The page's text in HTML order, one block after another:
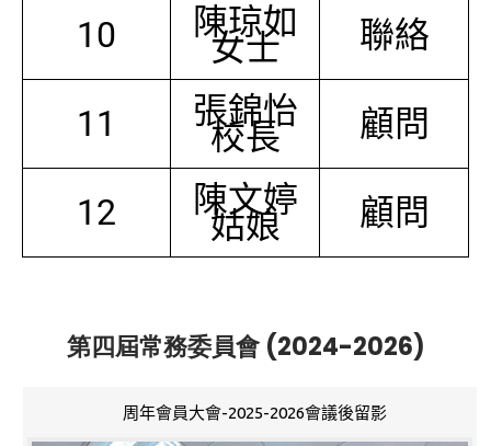
10 陳琼如
女士 聯絡
11 張錦怡
校長 顧問
12 陳文婷
姑娘 顧問
第四屆常務委員會 (2024-2026)
周年會員大會-2025-2026會議後留影